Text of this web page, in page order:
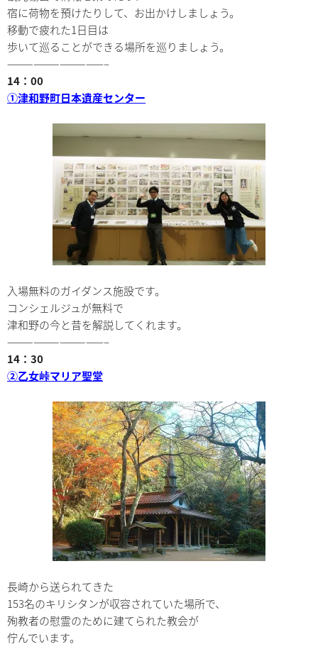
宿に荷物を預けたりして、お出かけしましょう。
移動で疲れた1日目は
歩いて巡ることができる場所を巡りましょう。
———————————–
14：00
①津和野町日本遺産センター
入場無料のガイダンス施設です。
コンシェルジュが無料で
津和野の今と昔を解説してくれます。
———————————–
14：30
②乙女峠マリア聖堂
長崎から送られてきた
153名のキリシタンが収容されていた場所で、
殉教者の慰霊のために建てられた教会が
佇んでいます。